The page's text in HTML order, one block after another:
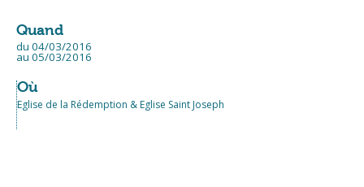
Quand
du 04/03/2016
au 05/03/2016
Où
Eglise de la Rédemption & Eglise Saint Joseph